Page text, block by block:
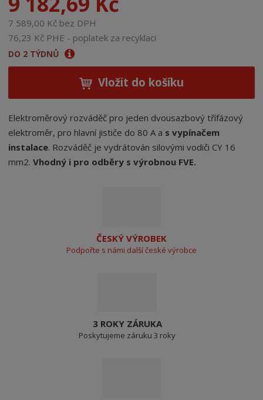
7 589,00 Kč bez DPH
76,23 Kč PHE - poplatek za recyklaci
DO 2 TÝDNŮ
Vložit do košíku
Elektroměrový rozváděč pro jeden dvousazbový třífázový
elektroměr, pro hlavní jističe do 80 A a s vypínačem
instalace. Rozváděč je vydrátován silovými vodiči CY 16
mm2.Vhodný i pro odběry s výrobnou FVE.
ČESKÝ VÝROBEK
Podpořte s námi další české výrobce
3 ROKY ZÁRUKA
Poskytujeme záruku 3 roky